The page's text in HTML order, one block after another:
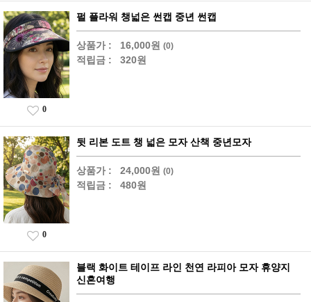
펄 플라워 챙넓은 썬캡 중년 썬캡
상품가 : 16,000원 (0)
적립금 : 320원
0
뒷 리본 도트 챙 넓은 모자 산책 중년모자
상품가 : 24,000원 (0)
적립금 : 480원
0
블랙 화이트 테이프 라인 천연 라피아 모자 휴양지
신혼여행